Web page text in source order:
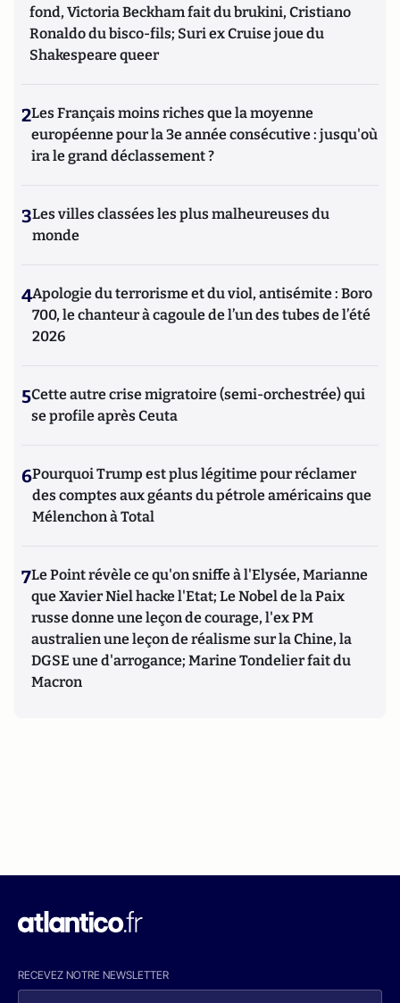
fond, Victoria Beckham fait du brukini, Cristiano
Ronaldo du bisco-fils; Suri ex Cruise joue du
Shakespeare queer
2Les Français moins riches que la moyenne
européenne pour la 3e année consécutive : jusqu'où
ira le grand déclassement ?
3Les villes classées les plus malheureuses du
monde
4Apologie du terrorisme et du viol, antisémite : Boro
700, le chanteur à cagoule de l’un des tubes de l’été
2026
5Cette autre crise migratoire (semi-orchestrée) qui
se profile après Ceuta
6Pourquoi Trump est plus légitime pour réclamer
des comptes aux géants du pétrole américains que
Mélenchon à Total
7Le Point révèle ce qu'on sniffe à l'Elysée, Marianne
que Xavier Niel hacke l'Etat; Le Nobel de la Paix
russe donne une leçon de courage, l'ex PM
australien une leçon de réalisme sur la Chine, la
DGSE une d'arrogance; Marine Tondelier fait du
Macron
RECEVEZ NOTRE NEWSLETTER